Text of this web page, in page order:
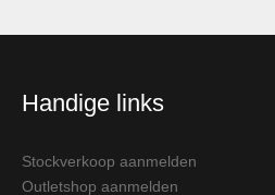
Handige links
Stockverkoop aanmelden
Outletshop aanmelden